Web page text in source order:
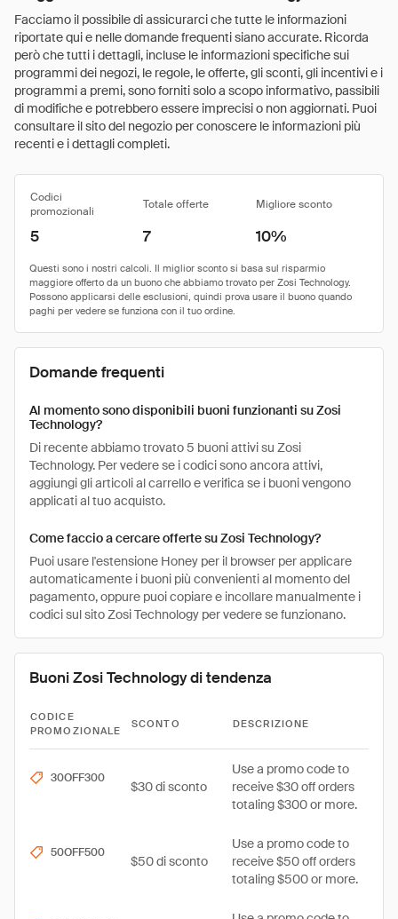
Facciamo il possibile di assicurarci che tutte le informazioni
riportate qui e nelle domande frequenti siano accurate. Ricorda
però che tutti i dettagli, incluse le informazioni specifiche sui
programmi dei negozi, le regole, le offerte, gli sconti, gli incentivi e i
programmi a premi, sono forniti solo a scopo informativo, passibili
di modifiche e potrebbero essere imprecisi o non aggiornati. Puoi
consultare il sito del negozio per conoscere le informazioni più
recenti e i dettagli completi.
Codici
promozionali
Totale offerte Migliore sconto
5 7 10%
Domande frequenti
Al momento sono disponibili buoni funzionanti su Zosi
Technology?
Di recente abbiamo trovato 5 buoni attivi su Zosi
Technology. Per vedere se i codici sono ancora attivi,
aggiungi gli articoli al carrello e verifica se i buoni vengono
applicati al tuo acquisto.
Come faccio a cercare offerte su Zosi Technology?
Puoi usare l'estensione Honey per il browser per applicare
automaticamente i buoni più convenienti al momento del
pagamento, oppure puoi copiare e incollare manualmente i
codici sul sito Zosi Technology per vedere se funzionano.
Buoni Zosi Technology di tendenza
CODICE
PROMOZIONALE
SCONTO DESCRIZIONE
30OFF300
$30 di sconto
Use a promo code to
receive $30 off orders
totaling $300 or more.
50OFF500
$50 di sconto
Use a promo code to
receive $50 off orders
totaling $500 or more.